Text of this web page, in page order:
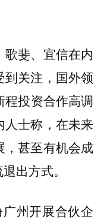
斐、宜信在内
关注，国外领
程投资合作高调
人士称 ，在未来
甚至有机会成
出方式。
州开展合伙企